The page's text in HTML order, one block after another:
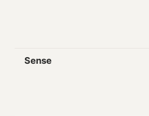
Sense